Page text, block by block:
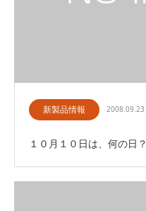
新製品情報 2008.09.23
１０月１０日は、何の日？